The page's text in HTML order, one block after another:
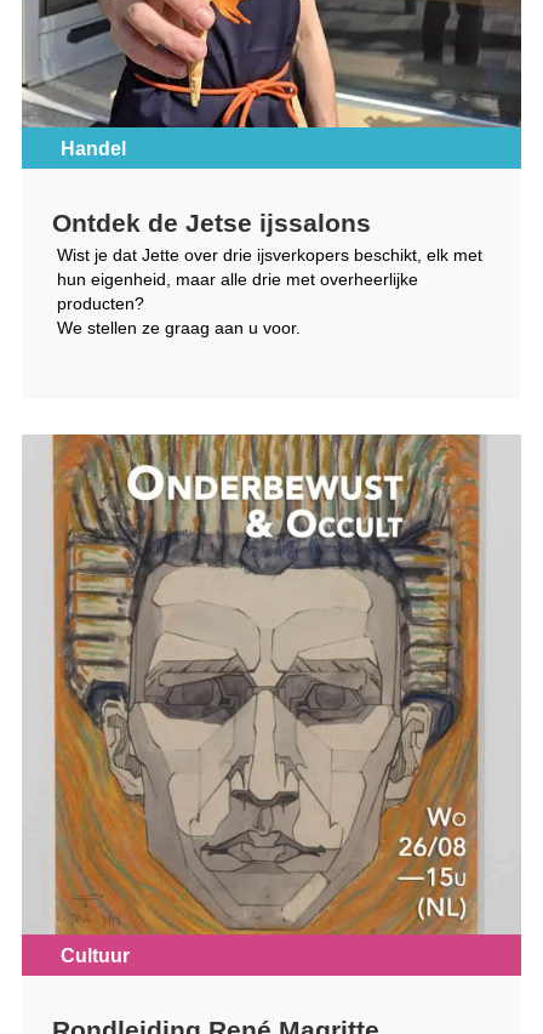
Handel
Ontdek de Jetse ijssalons
Wist je dat Jette over drie ijsverkopers beschikt, elk met
hun eigenheid, maar alle drie met overheerlijke
producten?
We stellen ze graag aan u voor.
Cultuur